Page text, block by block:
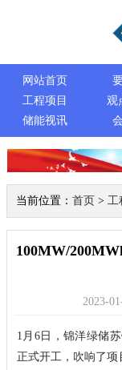
网站首页
工程项目
观
储能视讯
当前位置： 首页> 工
100MW/
2023-
1月6日，锦洋绿储
正式开工，吹响了项